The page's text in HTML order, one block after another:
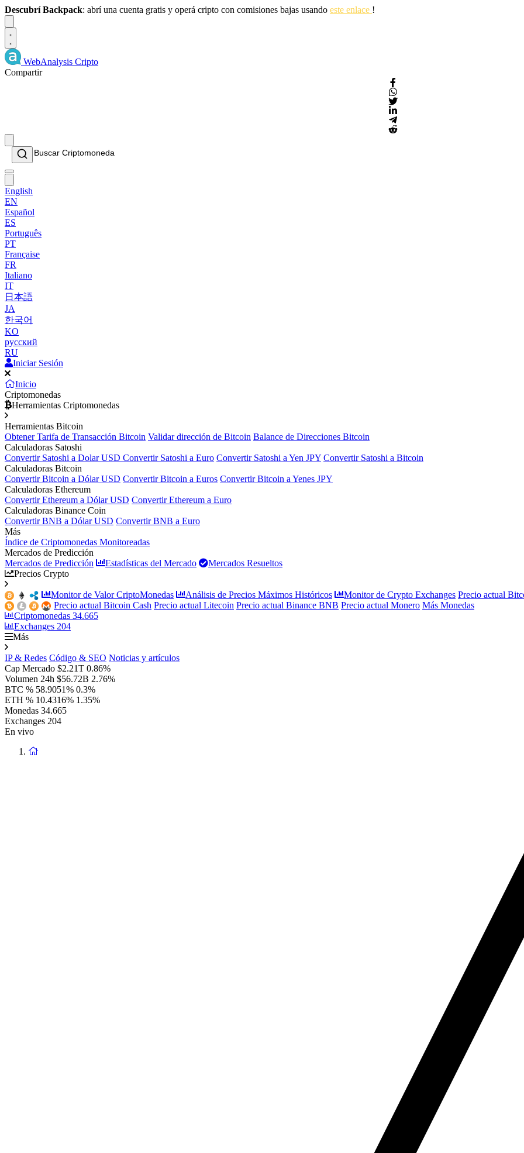
Descubrí Backpack: abrí una cuenta gratis y operá cripto con comisiones bajas usando este enlace !
WebAnalysis Cripto
Compartir
English
EN
Español
ES
Português
PT
Française
FR
Italiano
IT
日本語
JA
한국어
KO
русский
RU
Iniciar Sesión
Inicio
Criptomonedas
Herramientas Criptomonedas
Herramientas Bitcoin
Obtener Tarifa de Transacción Bitcoin Validar dirección de Bitcoin Balance de Direcciones Bitcoin
Calculadoras Satoshi
Convertir Satoshi a Dolar USD Convertir Satoshi a Euro Convertir Satoshi a Yen JPY Convertir Satoshi a Bitcoin
Calculadoras Bitcoin
Convertir Bitcoin a Dólar USD Convertir Bitcoin a Euros Convertir Bitcoin a Yenes JPY
Calculadoras Ethereum
Convertir Ethereum a Dólar USD Convertir Ethereum a Euro
Calculadoras Binance Coin
Convertir BNB a Dólar USD Convertir BNB a Euro
Más
Índice de Criptomonedas Monitoreadas
Mercados de Predicción
Mercados de Predicción
Estadísticas del Mercado
Mercados Resueltos
Precios Crypto
Monitor de Valor CriptoMonedas Análisis de Precios Máximos Históricos Monitor de Crypto Exchanges Precio actual
Precio actual Bitcoin Cash Precio actual Litecoin Precio actual Binance BNB Precio actual Monero Más Monedas
Criptomonedas 34.665
Exchanges 204
Más
IP & Redes Código & SEO Noticias y artículos
Cap Mercado $2.21T 0.86%
Volumen 24h $56.72B 2.76%
BTC % 58.9051% 0.3%
ETH % 10.4316% 1.35%
Monedas 34.665
Exchanges 204
En vivo